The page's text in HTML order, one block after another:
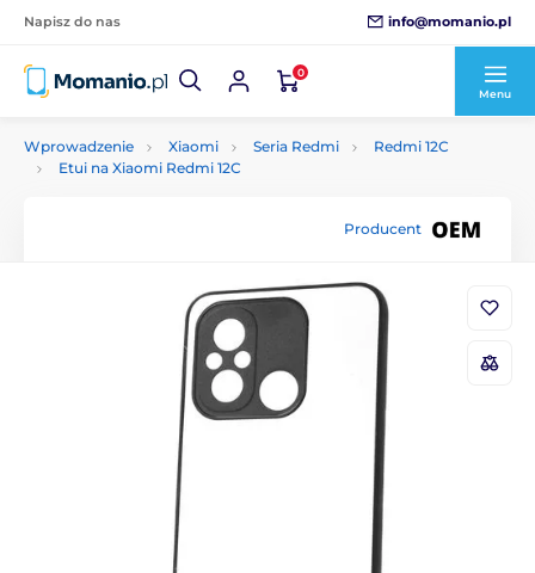
Napisz do nas info@momanio.pl
0
Menu
Wprowadzenie Xiaomi Seria Redmi
Redmi 12C
Etui na Xiaomi Redmi 12C
Producent